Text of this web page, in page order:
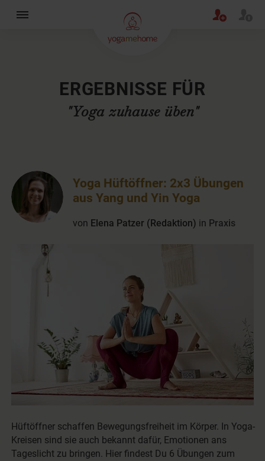
ERGEBNISSE FÜR
"Yoga zuhause üben"
Hüftöffner schaffen Bewegungsfreiheit im Körper. In Yoga-
Kreisen sind sie auch bekannt dafür, Emotionen ans
Tageslicht zu bringen. Hier findest Du 6 Übungen zum
Yoga Hüftöffner: 2x3 Übungen
aus Yang und Yin Yoga
von Elena Patzer (Redaktion) in Praxis